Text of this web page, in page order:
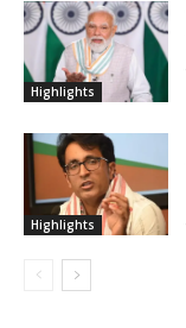
Highlights
Highlights